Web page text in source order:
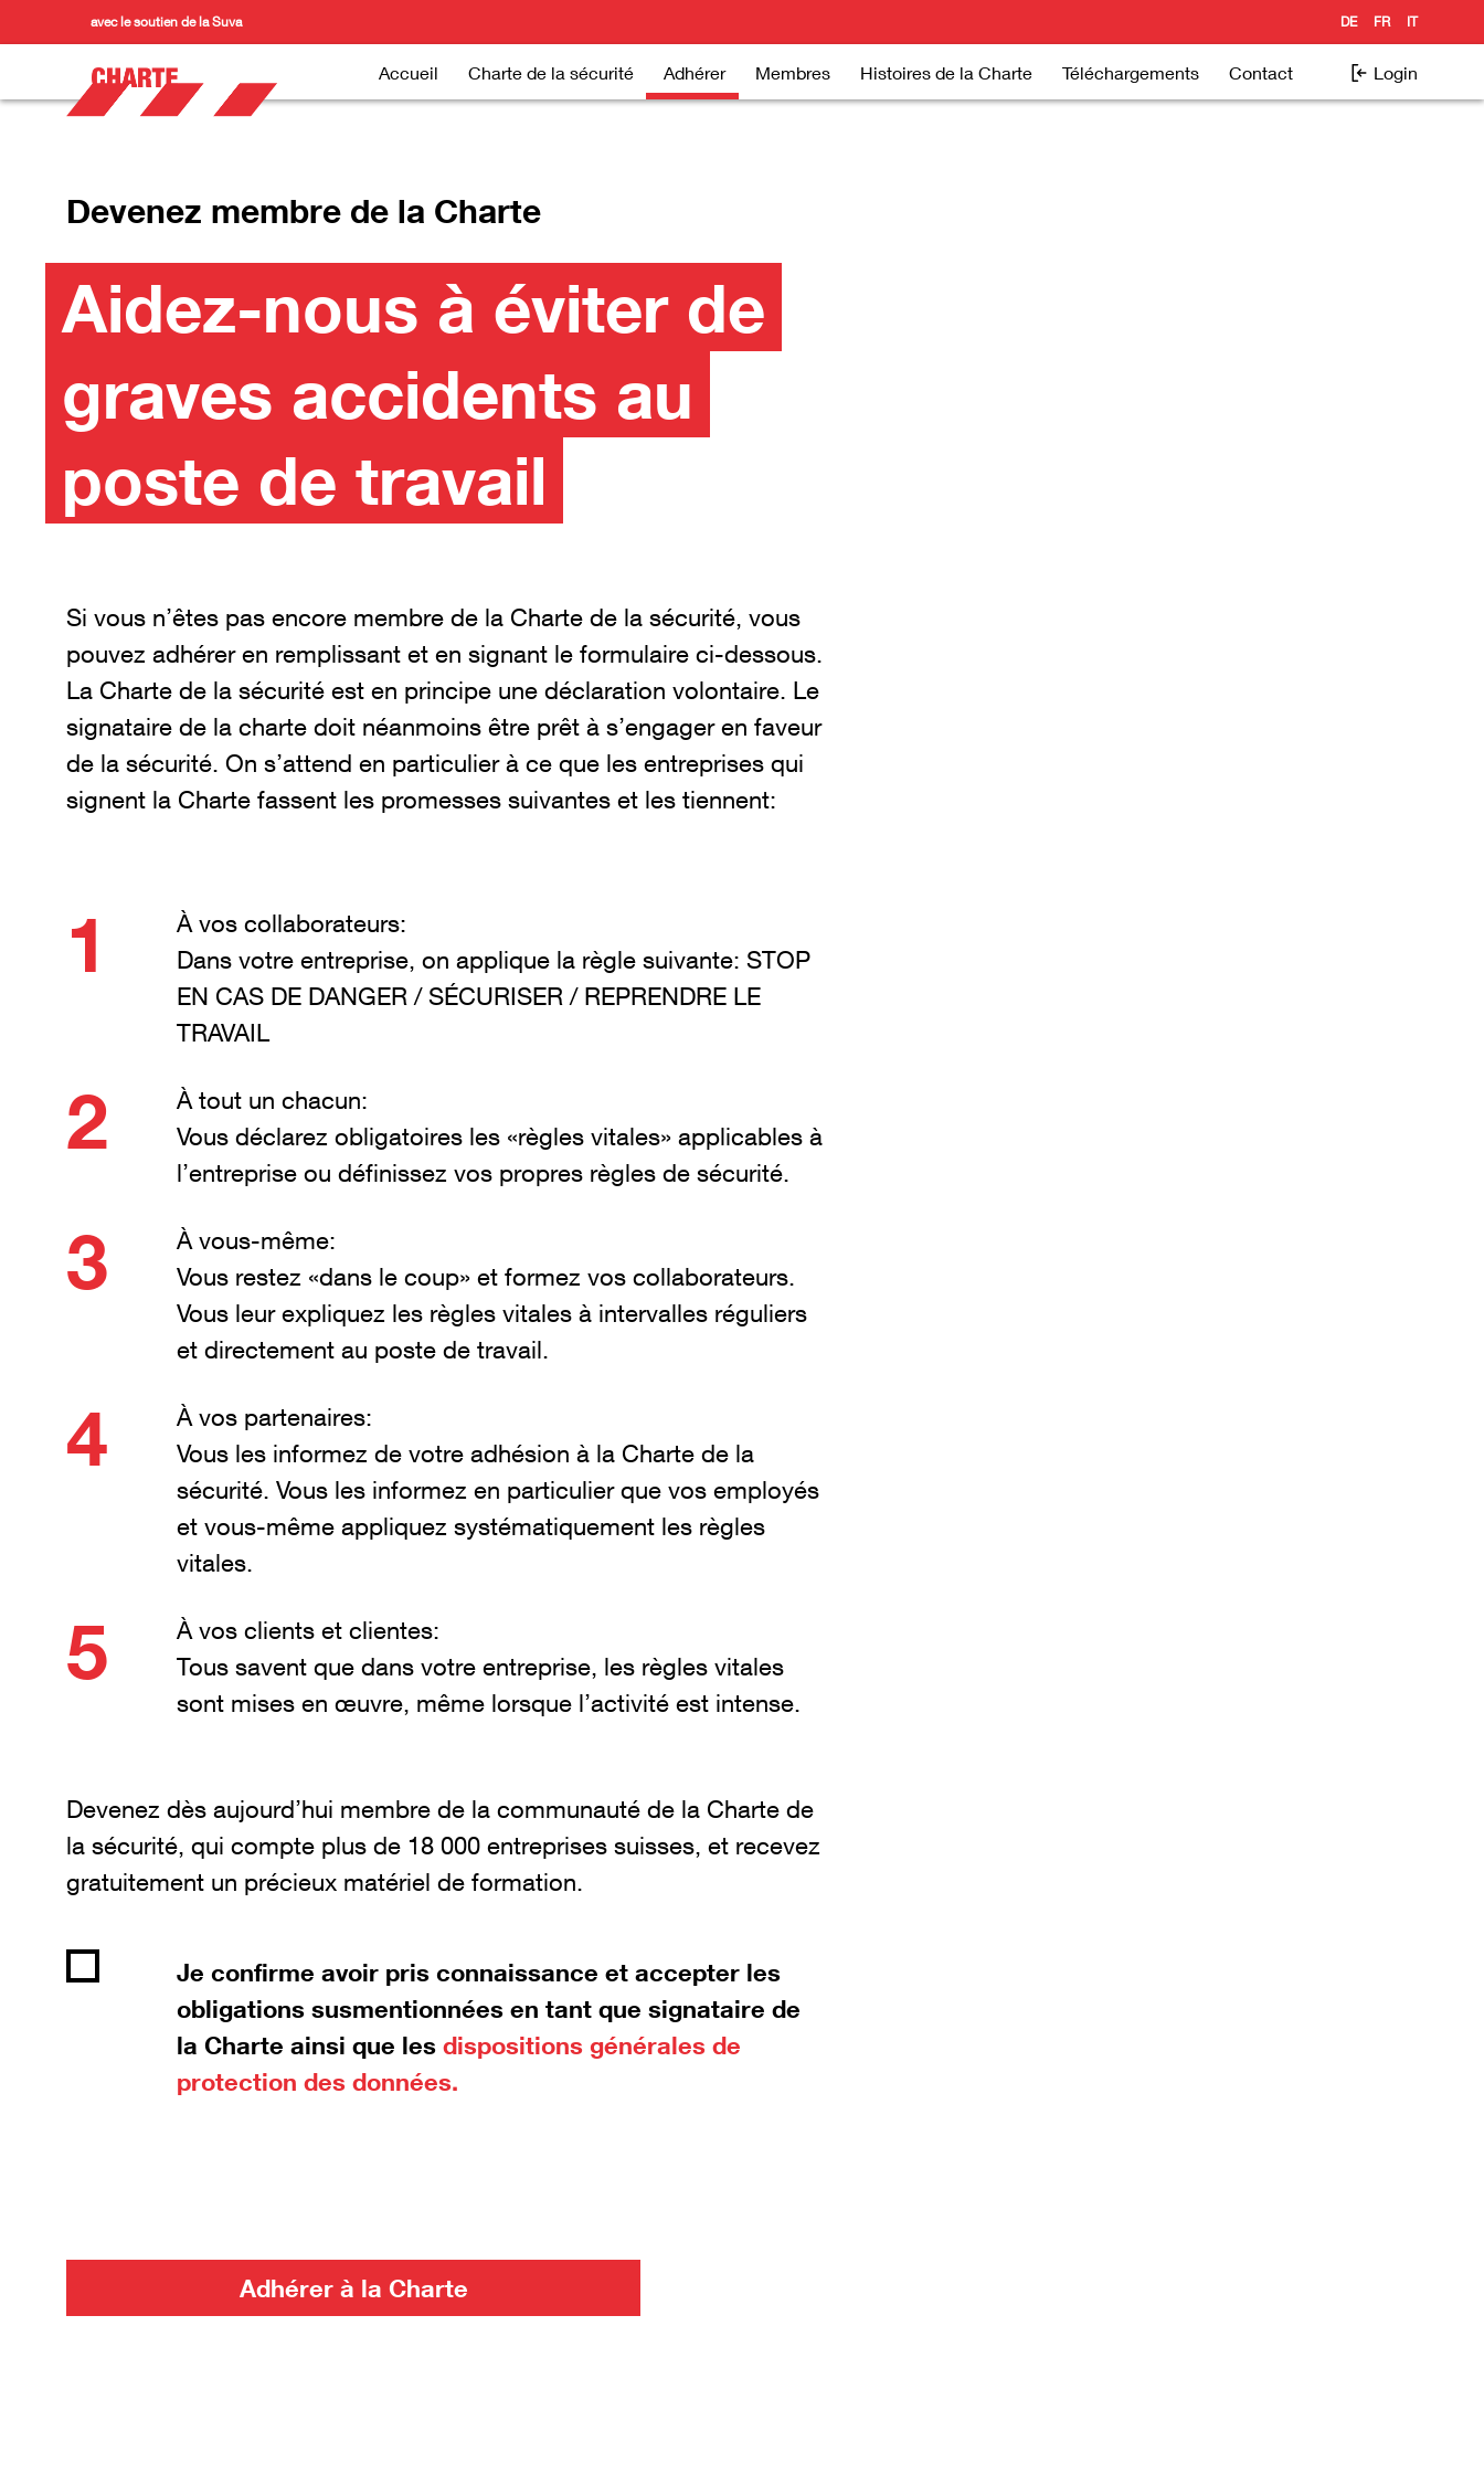
avec le soutien de la Suva DE FR IT
Accueil Charte de la sécurité Adhérer Membres Histoires de la Charte Téléchargements Contact Login
Devenez membre de la Charte
Aidez-nous à éviter de
graves accidents au
poste de travail
Si vous n’êtes pas encore membre de la Charte de la sécurité, vous
pouvez adhérer en remplissant et en signant le formulaire ci-dessous.
La Charte de la sécurité est en principe une déclaration volontaire. Le
signataire de la charte doit néanmoins être prêt à s’engager en faveur
de la sécurité. On s’attend en particulier à ce que les entreprises qui
signent la Charte fassent les promesses suivantes et les tiennent:
À vos collaborateurs:
Dans votre entreprise, on applique la règle suivante: STOP
EN CAS DE DANGER / SÉCURISER / REPRENDRE LE
TRAVAIL
À tout un chacun:
Vous déclarez obligatoires les «règles vitales» applicables à
l’entreprise ou définissez vos propres règles de sécurité.
À vous-même:
Vous restez «dans le coup» et formez vos collaborateurs.
Vous leur expliquez les règles vitales à intervalles réguliers
et directement au poste de travail.
À vos partenaires:
Vous les informez de votre adhésion à la Charte de la
sécurité. Vous les informez en particulier que vos employés
et vous-même appliquez systématiquement les règles
vitales.
À vos clients et clientes:
Tous savent que dans votre entreprise, les règles vitales
sont mises en œuvre, même lorsque l’activité est intense.
Devenez dès aujourd’hui membre de la communauté de la Charte de
la sécurité, qui compte plus de 18 000 entreprises suisses, et recevez
gratuitement un précieux matériel de formation.
Je confirme avoir pris connaissance et accepter les
obligations susmentionnées en tant que signataire de
la Charte ainsi que les dispositions générales de
protection des données.
Adhérer à la Charte